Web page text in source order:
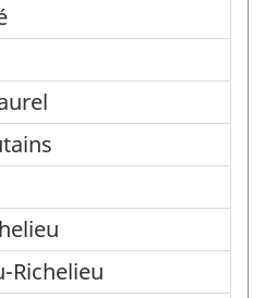
Richelieu
Richelieu